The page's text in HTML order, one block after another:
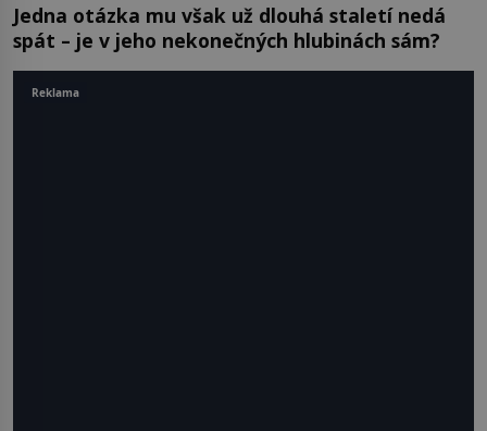
Jedna otázka mu však už dlouhá staletí nedá
spát – je v jeho nekonečných hlubinách sám?
Reklama